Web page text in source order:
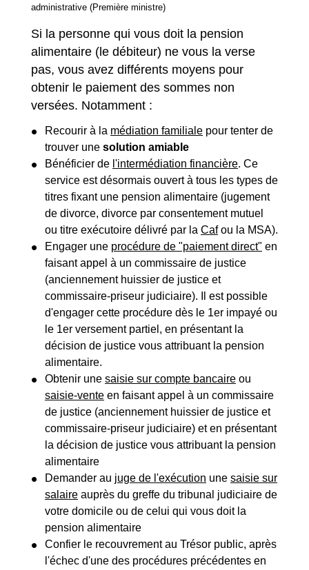
administrative (Première ministre)
Si la personne qui vous doit la pension
alimentaire (le débiteur) ne vous la verse
pas, vous avez différents moyens pour
obtenir le paiement des sommes non
versées. Notamment :
Recourir à la médiation familiale pour tenter de
trouver une solution amiable
Bénéficier de l'intermédiation financière. Ce
service est désormais ouvert à tous les types de
titres fixant une pension alimentaire (jugement
de divorce, divorce par consentement mutuel
ou titre exécutoire délivré par la Cafou la MSA).
Engager une procédure de "paiement direct" en
faisant appel à un commissaire de justice
(anciennement huissier de justice et
commissaire-priseur judiciaire). Il est possible
d'engager cette procédure dès le 1er impayé ou
le 1er versement partiel, en présentant la
décision de justice vous attribuant la pension
alimentaire.
Obtenir une saisie sur compte bancaire ou
saisie-vente en faisant appel à un commissaire
de justice (anciennement huissier de justice et
commissaire-priseur judiciaire) et en présentant
la décision de justice vous attribuant la pension
alimentaire
Demander au juge de l'exécution une saisie sur
salaire auprès du greffe du tribunal judiciaire de
votre domicile ou de celui qui vous doit la
pension alimentaire
Confier le recouvrement au Trésor public, après
l'échec d'une des procédures précédentes en